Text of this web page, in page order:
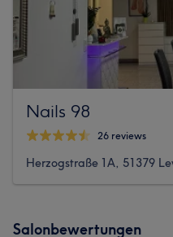
Nails 98
26 reviews
Herzogstraße 1A, 51379
Salonbewertungen